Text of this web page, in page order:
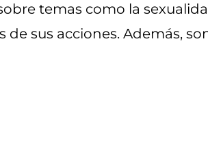
temas como la
sus acciones. Además,